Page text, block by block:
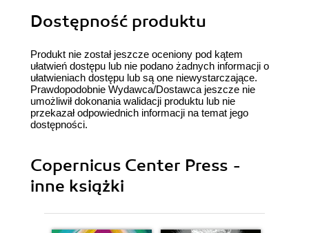
Dostępność produktu
Produkt nie został jeszcze oceniony pod kątem
ułatwień dostępu lub nie podano żadnych informacji o
ułatwieniach dostępu lub są one niewystarczające.
Prawdopodobnie Wydawca/Dostawca jeszcze nie
umożliwił dokonania walidacji produktu lub nie
przekazał odpowiednich informacji na temat jego
dostępności.
Copernicus Center Press -
inne książki